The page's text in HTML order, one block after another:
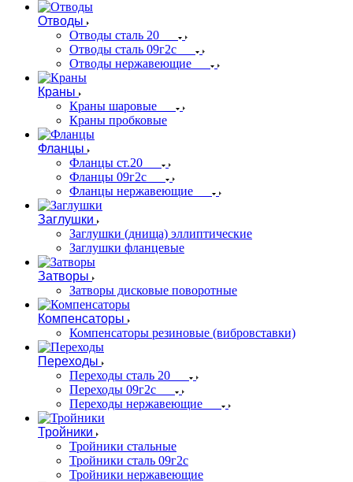
Отводы
Отводы сталь 20
Отводы сталь 09г2с
Отводы нержавеющие
Краны
Краны шаровые
Краны пробковые
Фланцы
Фланцы ст.20
Фланцы 09г2с
Фланцы нержавеющие
Заглушки
Заглушки (днища) эллиптические
Заглушки фланцевые
Затворы
Затворы дисковые поворотные
Компенсаторы
Компенсаторы резиновые (вибровставки)
Переходы
Переходы сталь 20
Переходы 09г2с
Переходы нержавеющие
Тройники
Тройники стальные
Тройники сталь 09г2с
Тройники нержавеющие